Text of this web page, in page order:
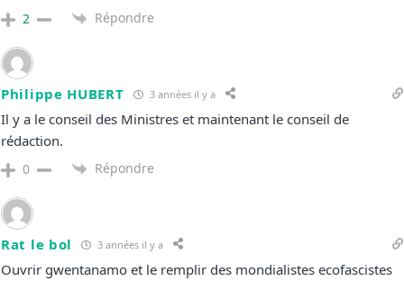
2 Répondre
Philippe HUBERT 3 années il y a
Il y a le conseil des Ministres et maintenant le conseil de
rédaction.
0 Répondre
Rat le bol 3 années il y a
Ouvrir gwentanamo et le remplir des mondialistes ecofascistes